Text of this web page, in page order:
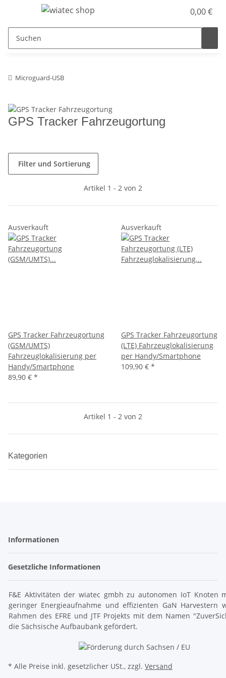
0,00 €
Microguard-USB
GPS Tracker Fahrzeugortung
Filter und Sortierung
Artikel 1 - 2 von 2
Ausverkauft
GPS Tracker Fahrzeugortung
(GSM/UMTS)
Fahrzeuglokalisierung per
Handy/Smartphone
89,90 € *
Ausverkauft
GPS Tracker Fahrzeugortung
(LTE) Fahrzeuglokalisierung
per Handy/Smartphone
109,90 € *
Artikel 1 - 2 von 2
Kategorien
Informationen
Gesetzliche Informationen
F&E Aktivitäten der wiatec gmbh zu autonomen IoT Knoten
geringer Energieaufnahme und effizienten GaN Harvestern
Rahmen des EFRE und JTF Projekts mit dem Namen
die Sächsische Aufbaubank gefördert.
* Alle Preise inkl. gesetzlicher USt., zzgl. Versand